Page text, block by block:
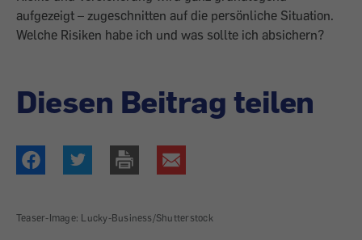
aufgezeigt – zugeschnitten auf die persönliche Situation.
Welche Risiken habe ich und was sollte ich absichern?
Diesen Beitrag teilen
Teaser-Image: Lucky-Business/Shutterstock